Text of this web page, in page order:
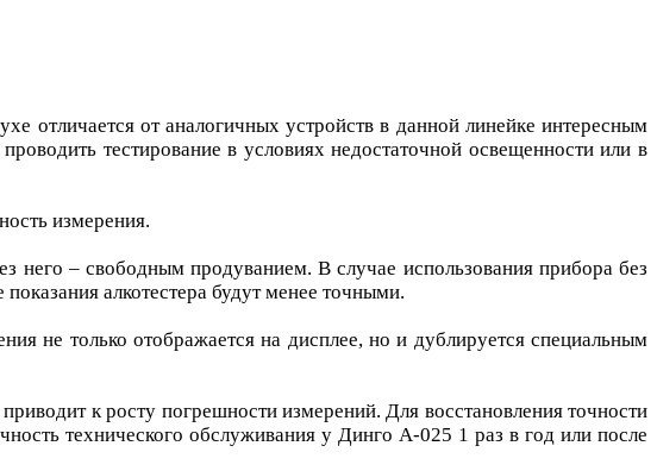
отличается от аналогичных устройств в данной линейке интересным
тестирование в условиях недостаточной освещенности или в
измерения.
него – свободным продуванием. В случае использования прибора без
алкотестера будут менее точными.
не только отображается на дисплее, но и дублируется специальным
к росту погрешности измерений. Для восстановления точности
технического обслуживания у Динго А-025 1 раз в год или после